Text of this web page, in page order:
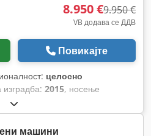
8.950 €9.950 €
VB додава се ДДВ
Повикајте
целосно
2015, носење
на подигнување:
на јарбол:симплекс, градежна
погон:Elektro
машини